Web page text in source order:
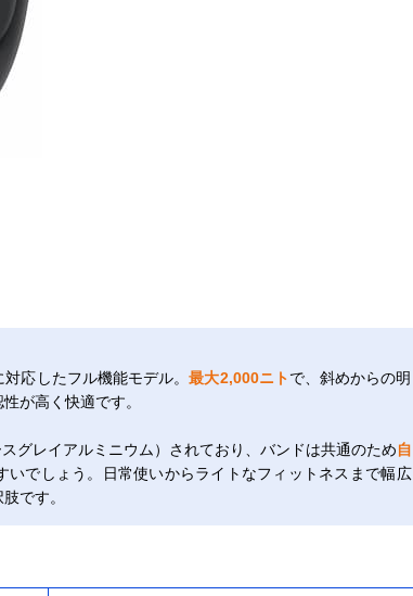
応したフル機能モデル。最大2,000ニトで、斜めからの明
が高く快適です。
グレイアルミニウム）されており、バンドは共通のため自
いでしょう。日常使いからライトなフィットネスまで幅広
です。